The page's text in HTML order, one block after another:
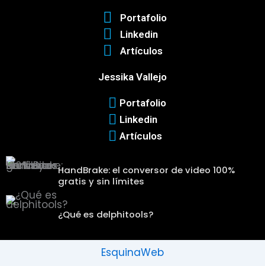
Portafolio
Linkedin
Artículos
Jessika Vallejo
Portafolio
Linkedin
Artículos
HandBrake: el conversor de video 100%
gratis y sin límites
¿Qué es delphitools?
EsquinaWeb